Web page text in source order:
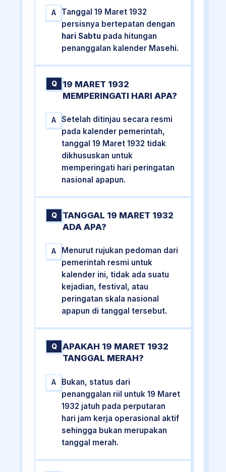
A
Tanggal 19 Maret 1932
persisnya bertepatan dengan
hari Sabtu pada hitungan
penanggalan kalender Masehi.
Q
19 MARET 1932
MEMPERINGATI HARI APA?
A
Setelah ditinjau secara resmi
pada kalender pemerintah,
tanggal 19 Maret 1932 tidak
dikhususkan untuk
memperingati hari peringatan
nasional apapun.
Q
TANGGAL 19 MARET 1932
ADA APA?
A
Menurut rujukan pedoman dari
pemerintah resmi untuk
kalender ini, tidak ada suatu
kejadian, festival, atau
peringatan skala nasional
apapun di tanggal tersebut.
Q
APAKAH 19 MARET 1932
TANGGAL MERAH?
A
Bukan, status dari
penanggalan riil untuk 19 Maret
1932 jatuh pada perputaran
hari jam kerja operasional aktif
sehingga bukan merupakan
tanggal merah.